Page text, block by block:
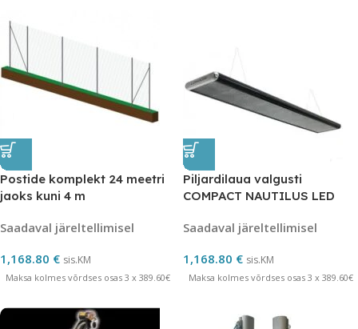
Postide komplekt 24 meetri
jaoks kuni 4 m
Saadaval järeltellimisel
1,168.80 € sis.KM
Maksa kolmes võrdses osas 3 x 389.60€
Piljardilaua valgusti
COMPACT NAUTILUS LED
Saadaval järeltellimisel
1,168.80 € sis.KM
Maksa kolmes võrdses osas 3 x 389.60€